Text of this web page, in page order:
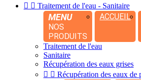
  Traitement de l'eau - Sanitaire
MENU
NOS
PRODUITS
ACCUEIL
Traitement de l'eau
Sanitaire
Récupération des eaux grises
  Récupération des eaux de